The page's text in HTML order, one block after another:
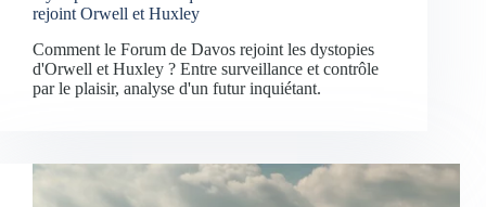
rejoint Orwell et Huxley
Comment le Forum de Davos rejoint les dystopies
d'Orwell et Huxley ? Entre surveillance et contrôle
par le plaisir, analyse d'un futur inquiétant.